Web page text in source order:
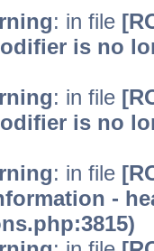
: in file
is no
: in file
is no
: in file
-